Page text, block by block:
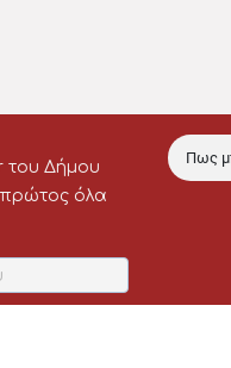
του Δήμου
πρώτος όλα
Πως